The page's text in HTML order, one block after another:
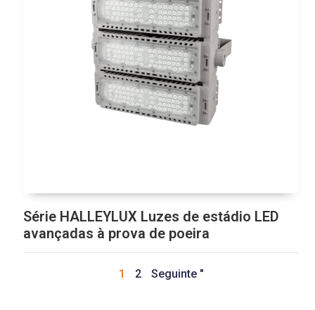
Série HALLEYLUX Luzes de estádio LED
avançadas à prova de poeira
1 2 Seguinte "